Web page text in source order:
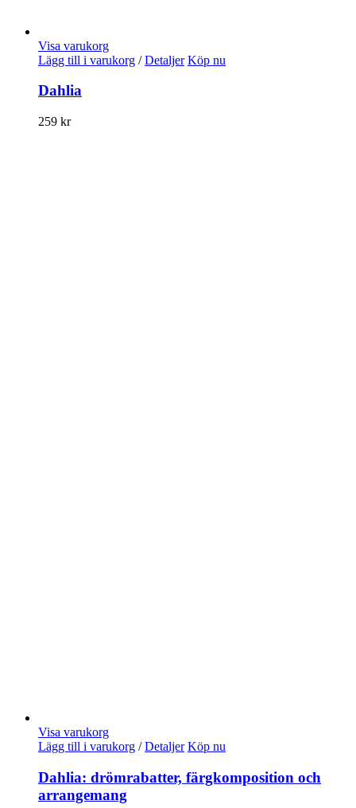
Visa varukorg
Lägg till i varukorg / Detaljer Köp nu
Dahlia
259 kr
Visa varukorg
Lägg till i varukorg / Detaljer Köp nu
Dahlia: drömrabatter, färgkomposition och
arrangemang